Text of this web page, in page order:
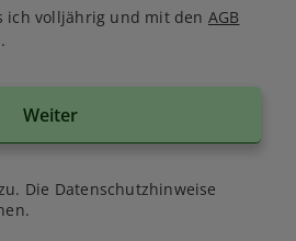
ich volljährig und mit den AGB
Weiter
Die Datenschutzhinweise